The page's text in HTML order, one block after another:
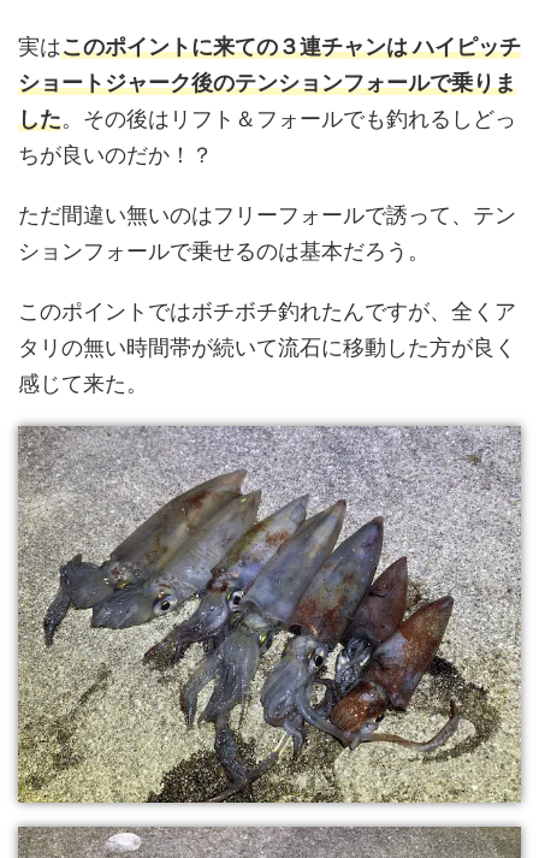
実はこのポイントに来ての３連チャンは ハイピッチ
ショートジャーク後のテンションフォールで乗りま
した。その後はリフト＆フォールでも釣れるしどっ
ちが良いのだか！？
ただ間違い無いのはフリーフォールで誘って、テン
ションフォールで乗せるのは基本だろう。
このポイントではボチボチ釣れたんですが、全くア
タリの無い時間帯が続いて流石に移動した方が良く
感じて来た。